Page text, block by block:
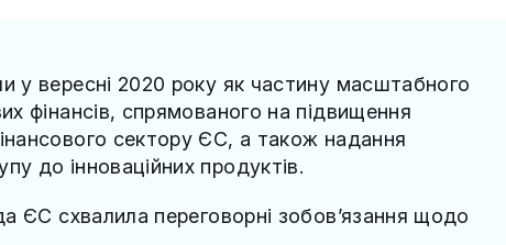
у вересні 2020 року як частину масштабного
фінансів, спрямованого на підвищення
сектору ЄС, а також надання
до інноваційних продуктів.
ЄС схвалила переговорні зобов’язання щодо